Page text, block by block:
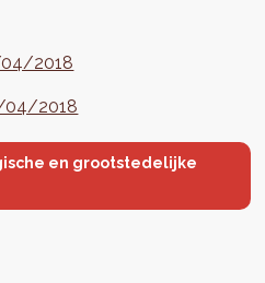
2018
04/2018
en grootstedelijke